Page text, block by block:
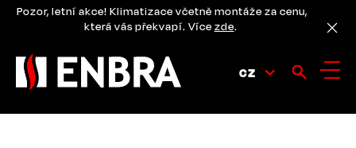
PřejítPozor, letní akce! Klimatizace včetně montáže za cenu,
která vás překvapí. Více zde.
CZ